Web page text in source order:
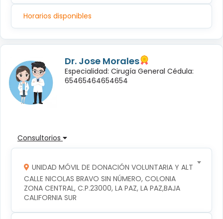
Horarios disponibles
Dr. Jose Morales
Especialidad: Cirugía General Cédula:
65465464654654
Consultorios
UNIDAD MÓVIL DE DONACIÓN VOLUNTARIA Y ALTRUISTA
CALLE NICOLAS BRAVO SIN NÚMERO, COLONIA
ZONA CENTRAL, C.P.23000, LA PAZ, LA PAZ,BAJA
CALIFORNIA SUR